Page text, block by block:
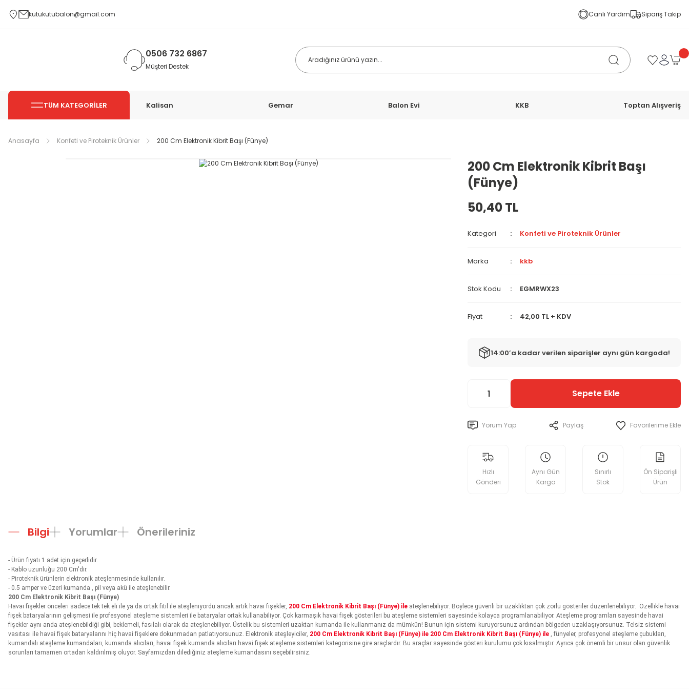
kutukutubalon@gmail.com Canlı Yardım Sipariş Takip
0506 732 6867
Müşteri Destek
TÜM KATEGORİLER Kalisan Gemar Balon Evi KKB Toptan Alışveriş
Anasayfa Konfeti ve Piroteknik Ürünler 200 Cm Elektronik Kibrit Başı (Fünye)
200 Cm Elektronik Kibrit Başı
(Fünye)
50,40 TL
Kategori Konfeti ve Piroteknik Ürünler
Marka kkb
Stok Kodu EGMRWX23
Fiyat 42,00 TL + KDV
14:00’a kadar verilen siparişler aynı gün kargoda!
Sepete Ekle
Yorum Yap Paylaş
Hızlı
Gönderi
Aynı Gün
Kargo
Sınırlı
Stok
Ön Siparişli
Ürün
Bilgi Yorumlar Önerileriniz
- Ürün fiyatı 1 adet için geçerlidir.
- Kablo uzunluğu 200 Cm'dir.
- Piroteknik ürünlerin elektronik ateşlenmesinde kullanılır.
- 0.5 amper ve üzeri kumanda , pil veya akü ile ateşlenebilir.
200 Cm Elektronik Kibrit Başı (Fünye)
Havai fişekler önceleri sadece tek tek eli ile ya da ortak fitil ile ateşleniyordu ancak artık havai fişekler, 200 Cm Elektronik Kibrit Başı (Fünye) ile ateşlenebiliyor. Böylece güvenli bir uzaklıktan çok zorlu gösteriler düzenlenebiliyor. Özellikle havai
fişek bataryalarının gelişmesi ile profesyonel ateşleme sistemleri ile bataryalar ortak kullanabiliyor. Çok karmaşık havai fişek gösterileri bu ateşleme sistemleri sayesinde kolayca programlanabiliyor. Ateşleme programları sayesinde havai
fişekler aynı anda ateşlenebildiği gibi, beklemeli, fasılalı olarak da ateşlenebiliyor. Üstelik bu sistemleri uzaktan kumanda ile kullanmanız da mümkün! Bunun için sistemi kuruyorsunuz ardından bölgeden uzaklaşıyorsunuz. Telsiz sistemi
vasıtası ile havai fişek bataryalarını hiç havai fişeklere dokunmadan patlatıyorsunuz. Elektronik ateşleyiciler, 200 Cm Elektronik Kibrit Başı (Fünye) ile 200 Cm Elektronik Kibrit Başı (Fünye) ile , fünyeler, profesyonel ateşleme çubukları,
kumandalı ateşleme kumandaları, kumanda alıcıları, havai fişek kumanda alıcıları havai fişek ateşleme sistemleri kategorisine gire araçlardır. Bu araçlar sayesinde gösteri kurulumu çok kısalmıştır. Ayrıca çok önemli bir unsur olan güvenlik
sorunları tamamen ortadan kaldırılmış oluyor. Sayfamızdan dilediğiniz ateşleme kumandasını seçebilirsiniz.